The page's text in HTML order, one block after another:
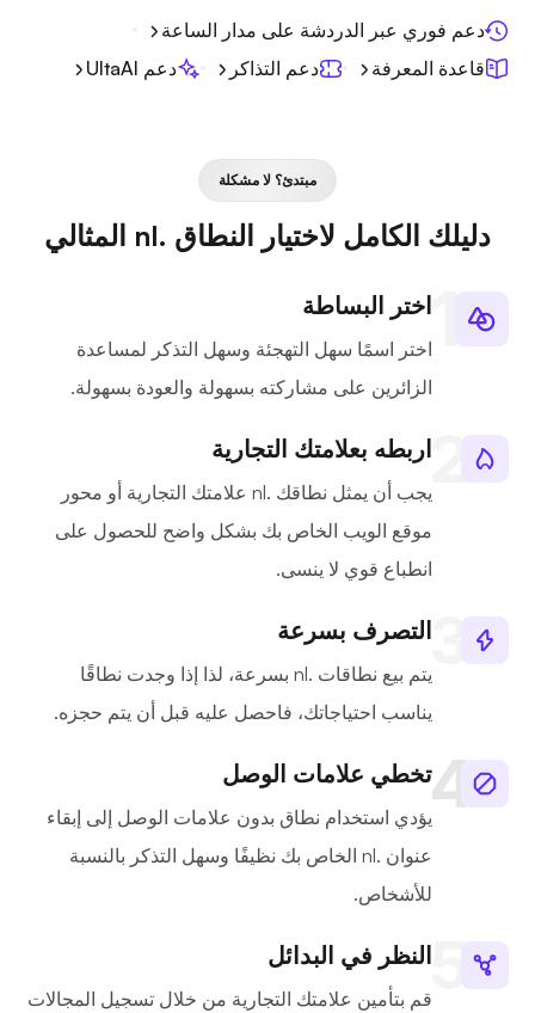
دعم فوري عبر الدردشة على مدار الساعة
قاعدة المعرفة
دعم التذاكر دعم UltaAI
مبتدئ؟ لا مشكلة
دليلك الكامل لاختيار النطاق .nl المثالي
اختر البساطة
اختر اسمًا سهل التهجئة وسهل التذكر لمساعدة
الزائرين على مشاركته بسهولة والعودة بسهولة.
اربطه بعلامتك التجارية
يجب أن يمثل نطاقك .nl علامتك التجارية أو محور
موقع الويب الخاص بك بشكل واضح للحصول على
انطباع قوي لا ينسى.
التصرف بسرعة
يتم بيع نطاقات .nl بسرعة، لذا إذا وجدت نطاقًا
يناسب احتياجاتك، فاحصل عليه قبل أن يتم حجزه.
تخطي علامات الوصل
يؤدي استخدام نطاق بدون علامات الوصل إلى إبقاء
عنوان .nl الخاص بك نظيفًا وسهل التذكر بالنسبة
للأشخاص.
النظر في البدائل
قم بتأمين علامتك التجارية من خلال تسجيل المجالات